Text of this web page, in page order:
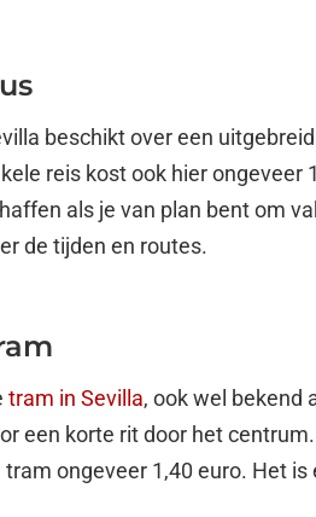
beschikt over een
reis kost ook hier ongeveer
als je van plan bent om
de tijden en routes.
tram in Sevilla, ook wel bekend
een korte rit door het
tram ongeveer 1,40 euro. Het